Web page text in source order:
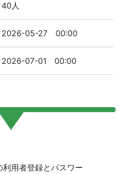
40人
2026-05-27 00:00
2026-07-01 00:00
用者登録とパスワー